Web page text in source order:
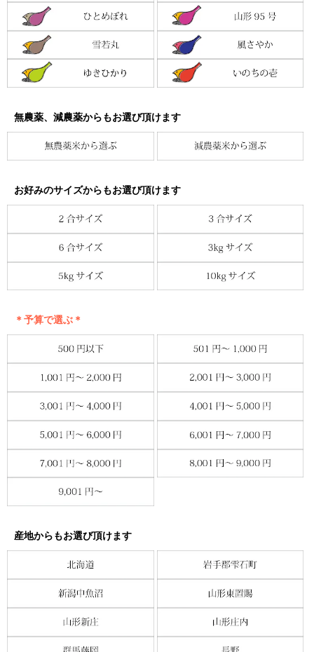
無農薬、減農薬からもお選び頂けます
お好みのサイズからもお選び頂けます
＊予算で選ぶ＊
産地からもお選び頂けます